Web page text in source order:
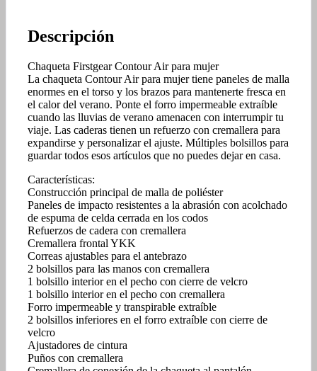
Descripción
Chaqueta Firstgear Contour Air para mujer
La chaqueta Contour Air para mujer tiene paneles de malla
enormes en el torso y los brazos para mantenerte fresca en
el calor del verano. Ponte el forro impermeable extraíble
cuando las lluvias de verano amenacen con interrumpir tu
viaje. Las caderas tienen un refuerzo con cremallera para
expandirse y personalizar el ajuste. Múltiples bolsillos para
guardar todos esos artículos que no puedes dejar en casa.
Características:
Construcción principal de malla de poliéster
Paneles de impacto resistentes a la abrasión con acolchado
de espuma de celda cerrada en los codos
Refuerzos de cadera con cremallera
Cremallera frontal YKK
Correas ajustables para el antebrazo
2 bolsillos para las manos con cremallera
1 bolsillo interior en el pecho con cierre de velcro
1 bolsillo interior en el pecho con cremallera
Forro impermeable y transpirable extraíble
2 bolsillos inferiores en el forro extraíble con cierre de
velcro
Ajustadores de cintura
Puños con cremallera